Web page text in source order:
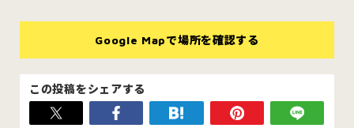
Google Mapで場所を確認する
この投稿をシェアする